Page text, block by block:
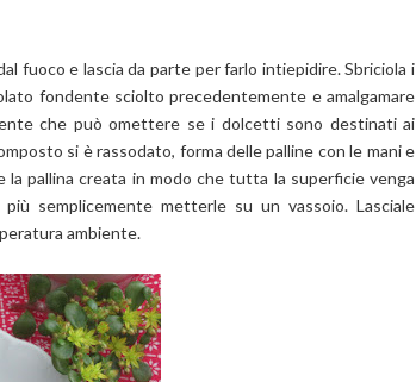
fuoco e lascia da parte per farlo intiepidire. Sbriciola i
fondente sciolto precedentemente e amalgamare
che può omettere se i dolcetti sono destinati ai
si è rassodato, forma delle palline con le mani e
pallina creata in modo che tutta la superficie venga
semplicemente metterle su un vassoio. Lasciale
ambiente.